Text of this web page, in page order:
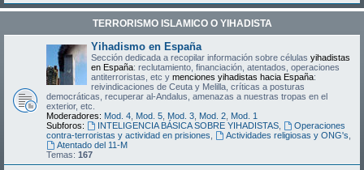
TERRORISMO ISLAMICO O YIHADISTA
Yihadismo en España
Sección dedicada a recopilar información sobre células yihadistas
en España: reclutamiento, financiación, atentados, operaciones
antiterroristas, etc y menciones yihadistas hacia España:
reivindicaciones de Ceuta y Melilla, críticas a posturas
democráticas, recuperar al-Andalus, amenazas a nuestras tropas en el
exterior, etc.
Moderadores: Mod. 4 Mod. 5 Mod. 3 Mod. 2 Mod. 1
Subforos:
INTELIGENCIA BÁSICA SOBRE YIHADISTAS,
Operaciones
contra-terroristas y actividad en prisiones
Actividades religiosas y ONG's
Atentado del 11-M
Temas: 167